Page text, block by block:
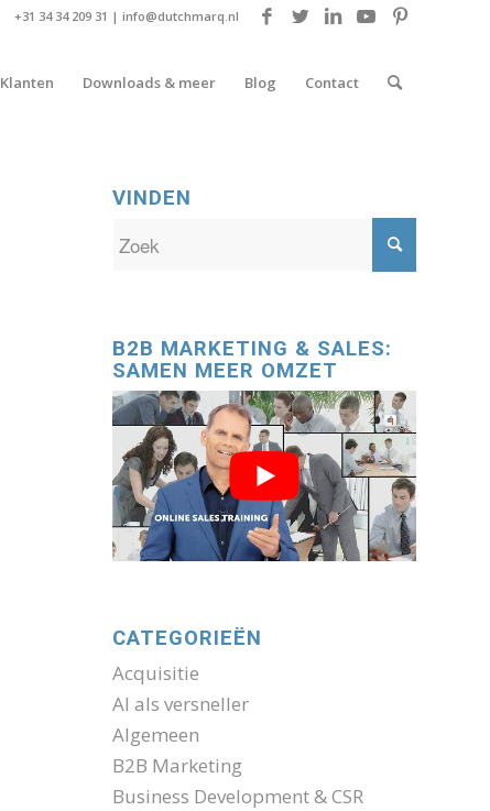
+31 34 34 209 31 | info@dutchmarq.nl
Klanten Downloads & meer Blog Contact
VINDEN
B2B MARKETING & SALES:
SAMEN MEER OMZET
CATEGORIEËN
Acquisitie
AI als versneller
Algemeen
B2B Marketing
Business Development & CSR